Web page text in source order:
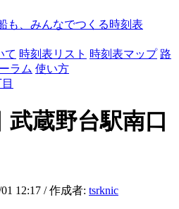
も、みんなでつくる時刻表
て 時刻表リスト 時刻表マップ 路
ラム 使い方
武蔵野台駅南口
12:17 / 作成者: tsrknic